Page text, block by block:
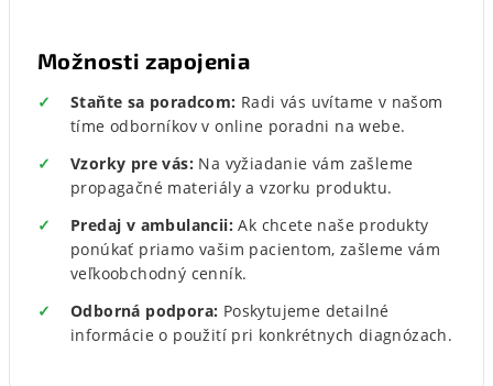
Možnosti zapojenia
Staňte sa poradcom: Radi vás uvítame v našom
tíme odborníkov v online poradni na webe.
Vzorky pre vás: Na vyžiadanie vám zašleme
propagačné materiály a vzorku produktu.
Predaj v ambulancii: Ak chcete naše produkty
ponúkať priamo vašim pacientom, zašleme vám
veľkoobchodný cenník.
Odborná podpora: Poskytujeme detailné
informácie o použití pri konkrétnych diagnózach.